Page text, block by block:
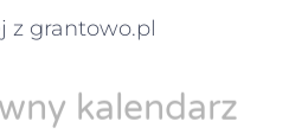
z grantowo.pl
kalendarz